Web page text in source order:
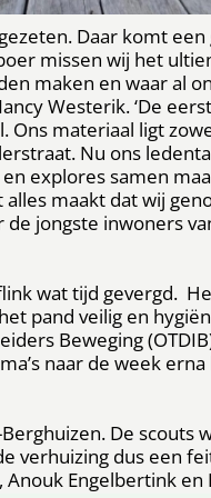
Daar komt
missen wij het
maken en waar al
Westerik. ‘De
materiaal ligt
Nu ons
explores samen
maakt dat wij
jongste inwoners
wat tijd gevergd.
pand veilig en
Beweging
naar de week
De scouts
verhuizing dus een
Engelbertink en